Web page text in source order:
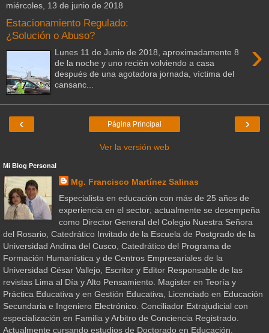
miércoles, 13 de junio de 2018
Estacionamiento Regulado:
¿Solución o Abuso?
›
Lunes 11 de Junio de 2018, aproximadamente 8
de la noche y uno recién volviendo a casa
después de una agotadora jornada, víctima del
cansanc...
‹ ›
Página Principal
Ver la versión web
Mi Blog Personal
Mg. Francisco Martínez Salinas
Especialista en educación con más de 25 años de
experiencia en el sector; actualmente se desempeña
como Director General del Colegio Nuestra Señora
del Rosario, Catedrático Invitado de la Escuela de Postgrado de la
Universidad Andina del Cusco, Catedrático del Programa de
Formación Humanística y de Centros Empresariales de la
Universidad César Vallejo, Escritor y Editor Responsable de las
revistas Lima al Día y Alto Pensamiento. Magister en Teoría y
Práctica Educativa y en Gestión Educativa, Licenciado en Educación
Secundaria e Ingeniero Electrónico. Conciliador Extrajudicial con
especialización en Familia y Arbitro de Conciencia Registrado.
Actualmente cursando estudios de Doctorado en Educación.